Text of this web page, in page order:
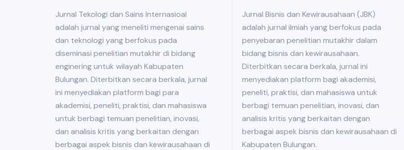
Jurnal Tekologi dan Sains Internasioal
adalah jurnal yang meneliti mengenai sains
dan teknologi yang berfokus pada
diseminasi penelitian mutakhir di bidang
enginering untuk wilayah Kabupaten
Bulungan. Diterbitkan secara berkala, jurnal
ini menyediakan platform bagi para
akademisi, peneliti, praktisi, dan mahasiswa
untuk berbagi temuan penelitian, inovasi,
dan analisis kritis yang berkaitan dengan
berbagai aspek bisnis dan kewirausahaan di
Jurnal Bisnis dan Kewirausahaan (JBK)
adalah jurnal ilmiah yang berfokus pada
penyebaran penelitian mutakhir dalam
bidang bisnis dan kewirausahaan.
Diterbitkan secara berkala, jurnal ini
menyediakan platform bagi akademisi,
peneliti, praktisi, dan mahasiswa untuk
berbagi temuan penelitian, inovasi, dan
analisis kritis yang berkaitan dengan
berbagai aspek bisnis dan kewirausahaan di
Kabupaten Bulungan.